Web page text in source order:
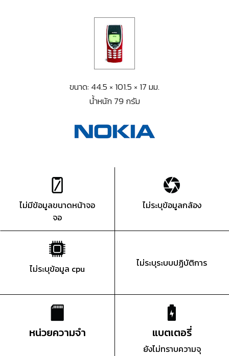
ขนาด: 44.5 × 101.5 × 17 มม.
น้ำหนัก 79 กรัม
ไม่มีข้อมูลขนาดหน้าจอ
จอ
ไม่ระบุข้อมูลกล้อง
ไม่ระบุข้อมูล cpu ไม่ระบุระบบปฏิบัติการ
หน่วยความจำ แบตเตอรี่
ยังไม่ทราบความจุ